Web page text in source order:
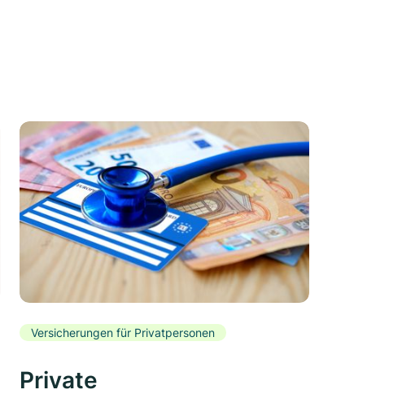
Versicherungen für Privatpersonen
Private